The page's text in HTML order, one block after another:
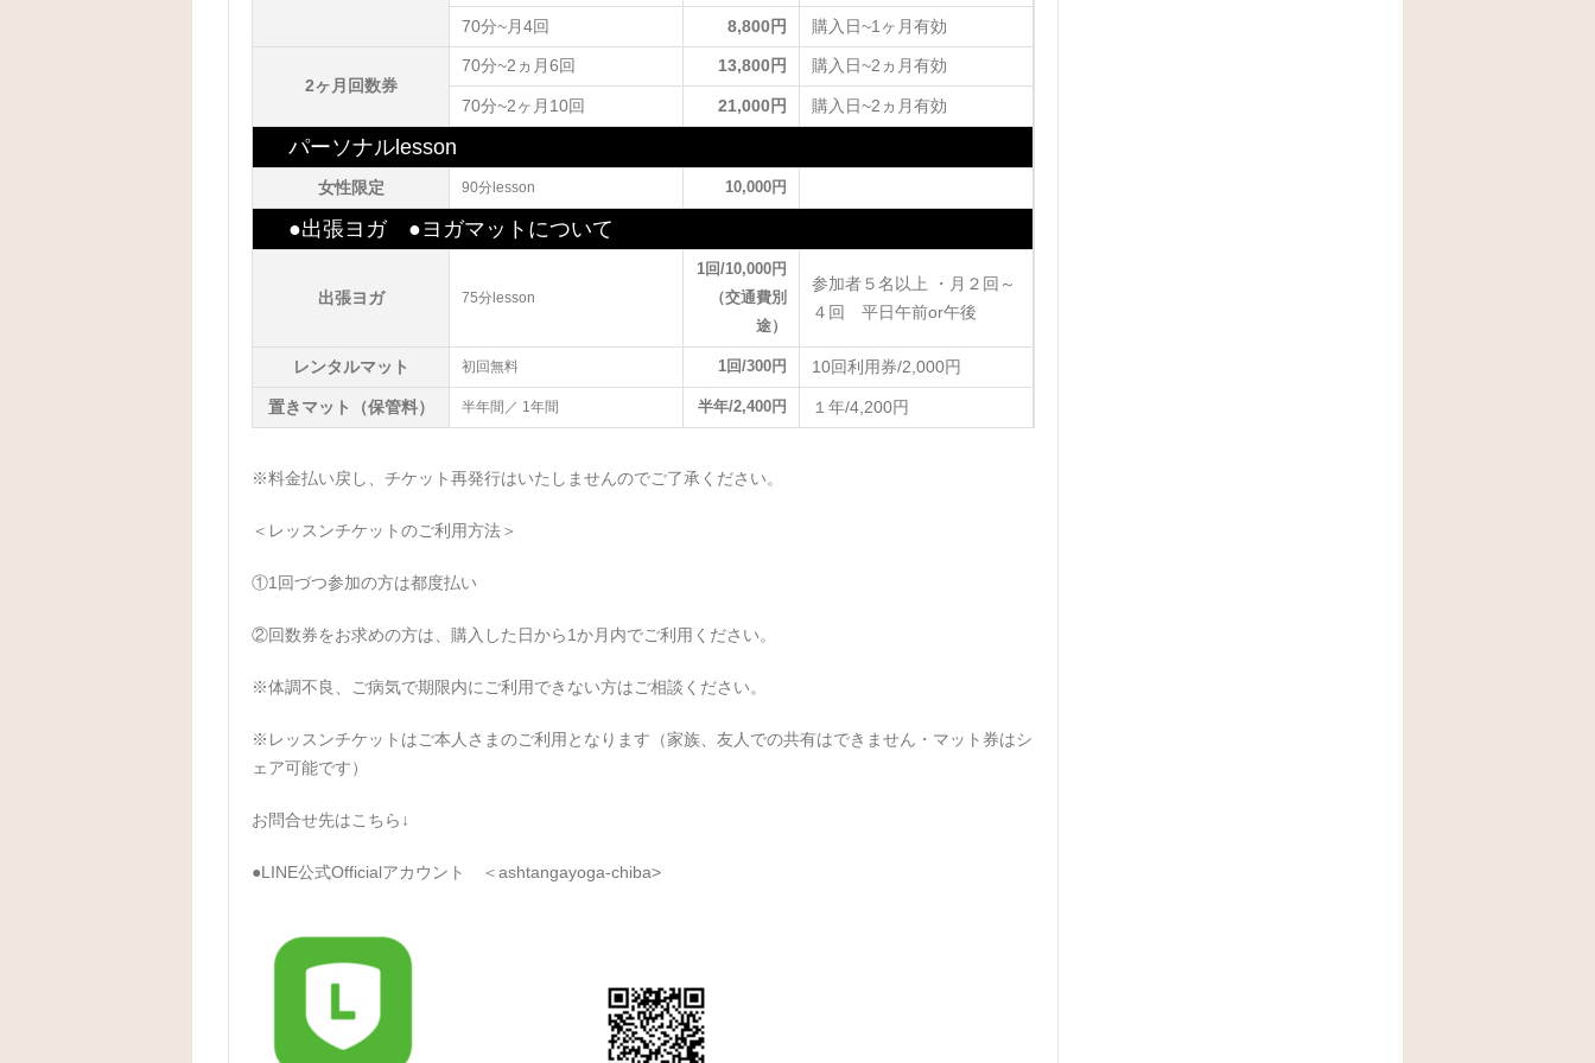
70分~月4回 8,800円 購入日~1ヶ月有効
2ヶ月回数券
70分~2ヵ月6回 13,800円 購入日~2ヵ月有効
70分~2ヶ月10回 21,000円 購入日~2ヵ月有効
パーソナルlesson
女性限定 90分lesson 10,000円
●出張ヨガ ●ヨガマットについて
出張ヨガ 75分lesson
1回/10,000円
（交通費別
途）
参加者５名以上 ・月２回～
４回 平日午前or午後
レンタルマット 初回無料 1回/300円 10回利用券/2,000円
置きマット（保管料） 半年間／ 1年間 半年/2,400円 １年/4,200円
※料金払い戻し、チケット再発行はいたしませんのでご了承ください。
＜レッスンチケットのご利用方法＞
①1回づつ参加の方は都度払い
②回数券をお求めの方は、購入した日から1か月内でご利用ください。
※体調不良、ご病気で期限内にご利用できない方はご相談ください。
※レッスンチケットはご本人さまのご利用となります（家族、友人での共有はできません・マット券はシ
ェア可能です）
お問合せ先はこちら↓
●LINE公式Officialアカウント ＜ashtangayoga-chiba>